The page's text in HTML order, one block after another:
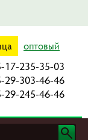
оптовый
17-235-35-03
29-303-46-46
29-245-46-46